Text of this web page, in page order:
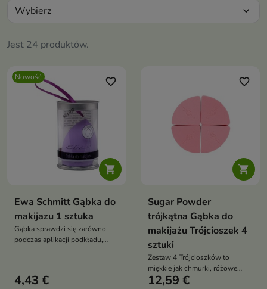
Jest 24 produktów.
Wybierz expand_more
Nowość

favorite_border
Ewa Schmitt Gąbka do
makijazu 1 sztuka
Gąbka sprawdzi się zarówno
podczas aplikacji podkładu,
4,43 €

favorite_border
Sugar Powder
trójkątna Gąbka do
makijażu Trójcioszek 4
sztuki
Zestaw 4 Trójcioszków to
miękkie jak chmurki, różowe
gąbki o trójkątnym kształcie,
12,59 €